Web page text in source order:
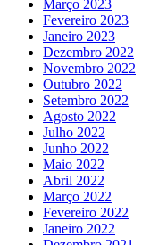
Março 2023
Fevereiro 2023
Janeiro 2023
Dezembro 2022
Novembro 2022
Outubro 2022
Setembro 2022
Agosto 2022
Julho 2022
Junho 2022
Maio 2022
Abril 2022
Março 2022
Fevereiro 2022
Janeiro 2022